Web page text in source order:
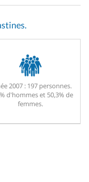
2007 : 197 personnes.
d'hommes et 50,3% de
femmes.